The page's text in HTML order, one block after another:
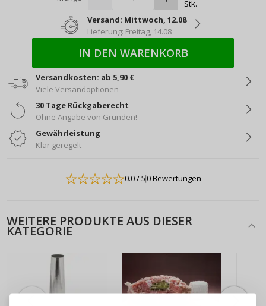
Stk.
Versand: Mittwoch, 12.08
Lieferung: Freitag, 14.08
IN DEN WARENKORB
Versandkosten: ab 5,90 €
Viele Versandoptionen
30 Tage Rückgaberecht
Ohne Angabe von Gründen!
Gewährleistung
Klar geregelt
0.0/ 50 Bewertungen
WEITERE PRODUKTE AUS DIESER
KATEGORIE